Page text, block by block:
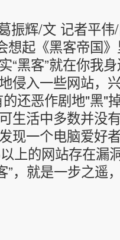
振辉/文 记者平伟
想起《黑客帝国
“黑客”就在你我
侵入一些网站，
还恶作剧地"黑"
生活中多数并没
现一个电脑爱好
上的网站存在漏
”，就是一步之遥